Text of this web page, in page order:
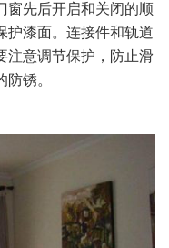
窗先后开启和关闭的顺
护漆面。连接件和轨道
注意调节保护，防止滑
锈。